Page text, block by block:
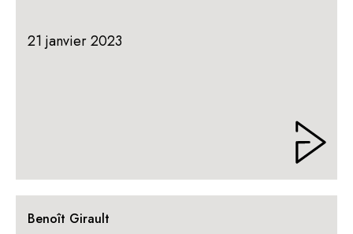
21 janvier 2023
Benoît Girault